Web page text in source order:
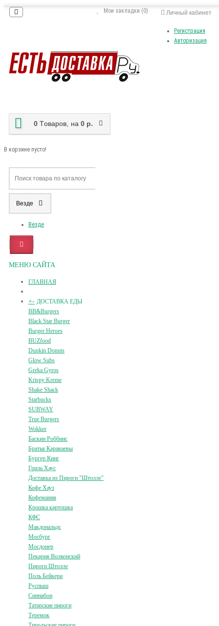
Личный кабинет
Регистрация
Авторизация
Мои закладки (0)
0 Tоваров, на 0 р.
В корзине пусто!
Везде
Везде
МЕНЮ САЙТА
ГЛАВНАЯ
+- ДОСТАВКА ЕДЫ
BB&Burgers
Black Star Burger
Burger Heroes
BUZfood
Dunkin Donuts
Glow Subs
Greka Gyros
Krispy Kreme
Shake Shack
Starbucks
SUBWAY
True Burgers
Wokker
Баскин Роббинс
Братья Караваевы
Бургер Кинг
Гриль Хаус
Доставка из Пироги "Штолле"
Кофе Хауз
Кофемания
Крошка картошка
КФС
Макдональдс
Мосбург
Мосдонер
Пекарня Волконский
Пироги Штолле
Поль Бейкери
Руспыш
Синнабон
Татарские пироги
Теремок